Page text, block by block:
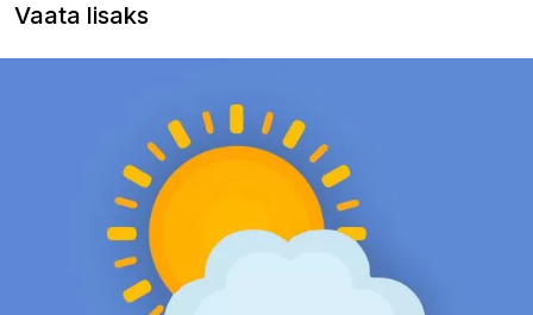
Vaata lisaks